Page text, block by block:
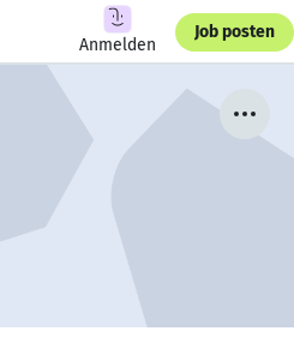
Anmelden
Job posten